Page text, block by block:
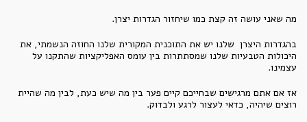
מה שאני עושה זה קצת כמו שיחזור הגדרות יצרן.
בהגדרות היצרן שלנו יש את התוכנית המקורית שלנו החוזה הנשמתי, את
היכולות הטבעיות שלנו שמסתתרות בין עומס האפליקציות שהתקנו על
עצמינו.
אז אם אתם מרגישים שבחייכם קיים פער בין מה שיש כעת, לבין מה שהיית
רוצים שיהיה, כדאי לעצור לרגע ולבדוק.